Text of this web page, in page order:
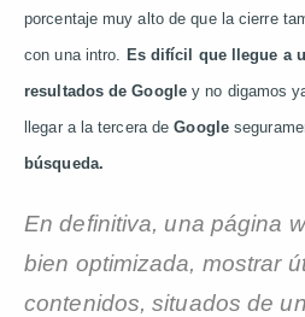
porcentaje muy alto de que la cierre
con una intro. Es difícil que llegue a
resultados de Google y no digamos
llegar a la tercera deGoogle
búsqueda.
En definitiva, una página
bien optimizada, mostrar
contenidos, situados de